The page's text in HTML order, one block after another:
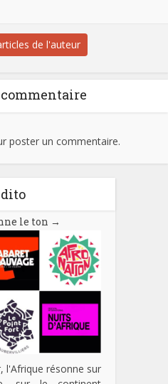
de l'auteur
poster un commentaire.
le ton →
l'Afrique résonne sur